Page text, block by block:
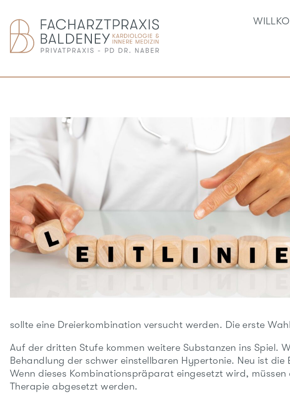
sollte eine Dreierkombination versucht werden. Die erste
Auf der dritten Stufe kommen weitere Substanzen ins Spiel.
Behandlung der schwer einstellbaren Hypertonie. Neu ist
Wenn dieses Kombinationspräparat eingesetzt wird,
Therapie abgesetzt werden.